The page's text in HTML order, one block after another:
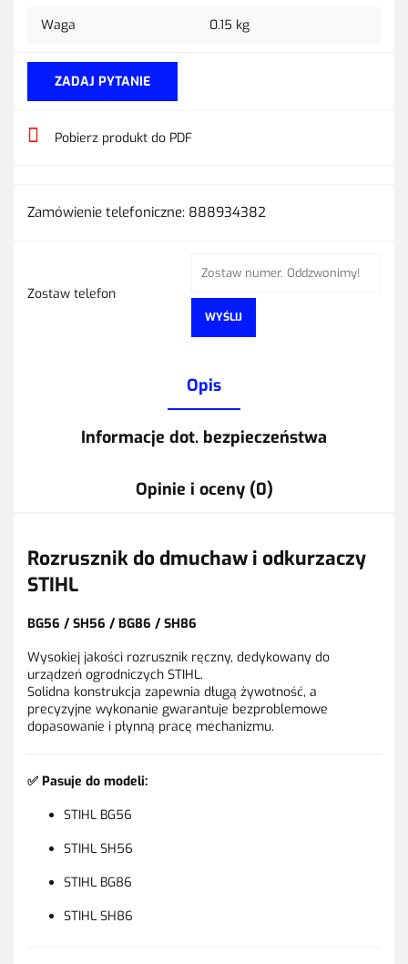
Waga 0.15 kg
ZADAJ PYTANIE
Pobierz produkt do PDF
Zamówienie telefoniczne: 888934382
Zostaw telefon
WYŚLIJ
Opis
Informacje dot. bezpieczeństwa
Opinie i oceny (0)
Rozrusznik do dmuchaw i odkurzaczy
STIHL
BG56 / SH56 / BG86 / SH86
Wysokiej jakości rozrusznik ręczny, dedykowany do
urządzeń ogrodniczych STIHL.
Solidna konstrukcja zapewnia długą żywotność, a
precyzyjne wykonanie gwarantuje bezproblemowe
dopasowanie i płynną pracę mechanizmu.
✅ Pasuje do modeli:
STIHL BG56
STIHL SH56
STIHL BG86
STIHL SH86